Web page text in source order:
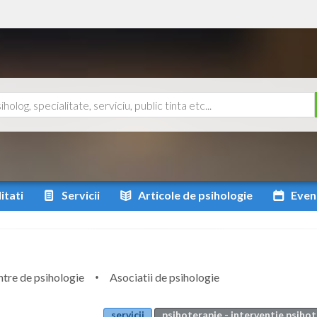
Servicii Articole de psihologie
de psihologie
Asociatii de psihologie
servicii psihoterapie - interventie